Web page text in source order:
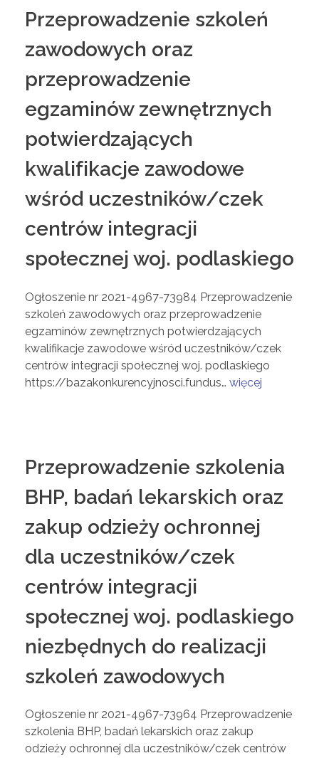
Przeprowadzenie szkoleń
zawodowych oraz
przeprowadzenie
egzaminów zewnętrznych
potwierdzających
kwalifikacje zawodowe
wśród uczestników/czek
centrów integracji
społecznej woj. podlaskiego
Ogłoszenie nr 2021-4967-73984 Przeprowadzenie
szkoleń zawodowych oraz przeprowadzenie
egzaminów zewnętrznych potwierdzających
kwalifikacje zawodowe wśród uczestników/czek
centrów integracji społecznej woj. podlaskiego
https://bazakonkurencyjnosci.fundus… więcej
Przeprowadzenie szkolenia
BHP, badań lekarskich oraz
zakup odzieży ochronnej
dla uczestników/czek
centrów integracji
społecznej woj. podlaskiego
niezbędnych do realizacji
szkoleń zawodowych
Ogłoszenie nr 2021-4967-73964 Przeprowadzenie
szkolenia BHP, badań lekarskich oraz zakup
odzieży ochronnej dla uczestników/czek centrów